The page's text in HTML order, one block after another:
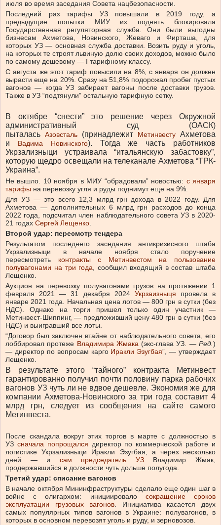
июля во время заседания Совета нацбезопасности.
Последний раз тарифы УЗ повышали в 2019 году, а
предыдущие попытки МИУ их поднять блокировала
Государственная регуляторная служба. Они были выгодны
бизнесам Ахметова, Новинского, Жеваго и Фирташа, для
которых УЗ — основная служба доставки. Возить руду и уголь,
на которых те строят львиную долю своих доходов, можно было
по самому дешевому — I тарифному классу.
С августа же этот тариф повысили на 8%, с января он должен
вырасти еще на 20%. Сразу на 51,8% подорожал пробег пустых
вагонов — когда УЗ забирает вагоны после доставки грузов.
Также в УЗ “подтянули” остальную тарифную сетку.
В октябре “снести” это решение через Окружной
административный суд (ОАСК)
пыталась Азовсталь (принадлежит Метинвесту Ахметова
и
Вадима Новинского). Тогда же часть работников
Укрзализныци устраивала “итальянскую забастовку”,
которую щедро освещали на телеканале Ахметова “ТРК-
Украина”.
Не вышло. 10 ноября в МИУ “обрадовали” новостью: с января
тарифы на перевозку угля и руды поднимут еще на 9%.
Для УЗ — это всего 12,3 млрд грн дохода в 2022 году. Для
Ахметова — дополнительных 6 млрд грн расходов до конца
2022 года, подсчитал член наблюдательного совета УЗ в 2020-
21 годах Сергей Лещенко.
Второй удар: пересмотр тендера
Результатом последнего заседания антикризисного штаба
Укрзализныци в начале ноября стало поручение
пересмотреть контракты с Метинвестом на пользование
полувагонами на три года, сообщил входящий в состав штаба
Лещенко.
Аукцион на перевозку полувагонами грузов на протяжении 1
февраля 2021 — 31 декабря 2024 Укрзаизныця провела в
январе 2021 года. Начальная цена лотов — 800 грн в сутки (без
НДС). Однако на торги пришел только один участник —
Метинвест-Шиппинг, — предложивший цену 480 грн в сутки (без
НДС) и выигравший все лоты.
“Договор был заключен втайне от наблюдательного совета, его
лоббировал протеже Владимира Жмака(экс-глава УЗ. —Ред.)
— директор по вопросам карго Иракли Эзугбая”, — утверждает
Лещенко.
В результате этого “тайного” контракта Метинвест
гарантированно получил почти половину парка рабочих
вагонов УЗ чуть ли не вдвое дешевле. Экономия же для
компании Ахметова-Новинского за три года составит 4
млрд грн, следует из сообщения на сайте самого
Метинвеста.
После скандала вокруг этих торгов в марте с должностью в
УЗ сначала попрощался директор по коммерческой работе и
логистике Укрзализныци Иракли Эзугбая, а через несколько
дней — и сам председатель УЗВладимир Жмак,
продержавшийся в должности чуть дольше полугода.
Третий удар: списание вагонов
В начале октября Мининфраструктуры сделало еще один шаг в
войне с олигархом: инициировало сокращение сроков
эксплуатации грузовых вагонов. Инициатива касается двух
самых популярных типов вагонов в Украине: полувагонов, в
которых в основном перевозят уголь и руду, и зерновозов.